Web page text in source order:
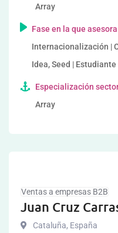
Array
Fase en la que asesora
Internacionalización |
Idea, Seed | Estudiante
Especialización
Array
Ventas a empresas B2B
Juan Cruz
Cataluña, España